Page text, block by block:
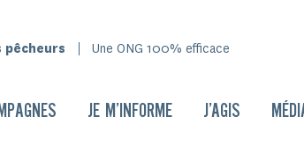
Une ONG 100% efficace
JE M’INFORME J’AGIS